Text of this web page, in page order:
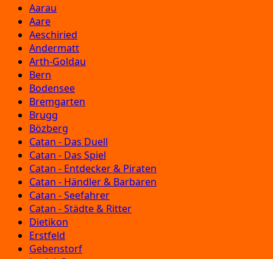
Aarau
Aare
Aeschiried
Andermatt
Arth-Goldau
Bern
Bodensee
Bremgarten
Brugg
Bözberg
Catan - Das Duell
Catan - Das Spiel
Catan - Entdecker & Piraten
Catan - Händler & Barbaren
Catan - Seefahrer
Catan - Städte & Ritter
Dietikon
Erstfeld
Gebenstorf